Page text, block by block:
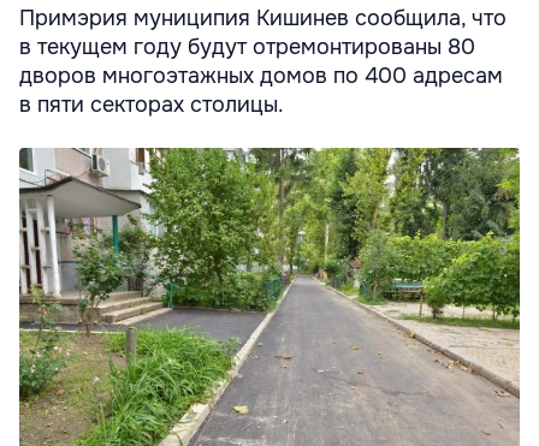
Примэрия муниципия Кишинев сообщила, что
в текущем году будут отремонтированы 80
дворов многоэтажных домов по 400 адресам
в пяти секторах столицы.